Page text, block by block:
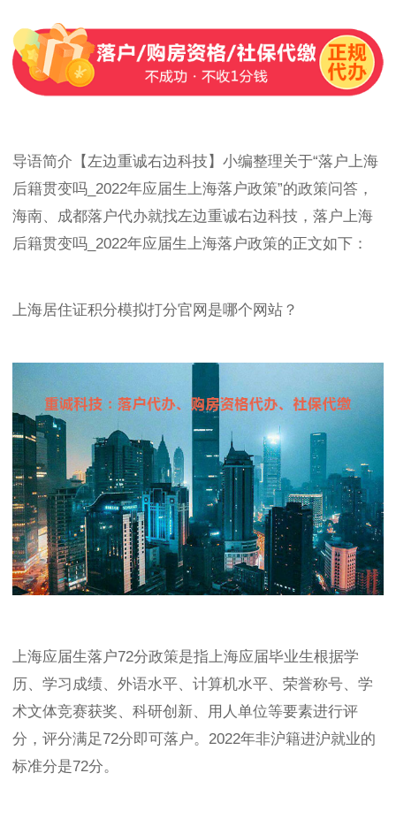
导语简介【左边重诚右边科技】小编整理关于“落户上海
后籍贯变吗_2022年应届生上海落户政策”的政策问答，
海南、成都落户代办就找左边重诚右边科技，落户上海
后籍贯变吗_2022年应届生上海落户政策的正文如下：
上海居住证积分模拟打分官网是哪个网站？
上海应届生落户72分政策是指上海应届毕业生根据学
历、学习成绩、外语水平、计算机水平、荣誉称号、学
术文体竞赛获奖、科研创新、用人单位等要素进行评
分，评分满足72分即可落户。2022年非沪籍进沪就业的
标准分是72分。